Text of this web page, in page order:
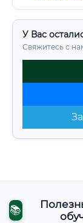
У Вас
Свяжитесь с
📚